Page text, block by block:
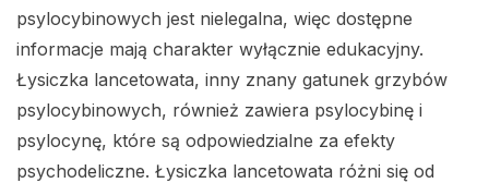
psylocybinowych jest nielegalna, więc dostępne
informacje mają charakter wyłącznie edukacyjny.
Łysiczka lancetowata, inny znany gatunek grzybów
psylocybinowych, również zawiera psylocybinę i
psylocynę, które są odpowiedzialne za efekty
psychodeliczne. Łysiczka lancetowata różni się od